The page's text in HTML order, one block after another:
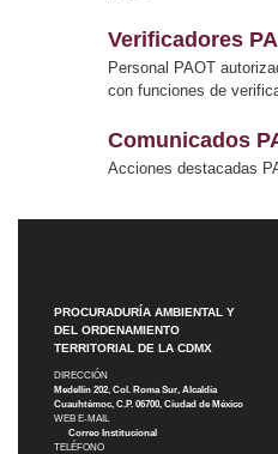
Verificadores
Personal PAOT
con funciones de
Comunicados
Acciones destacadas
PROCURADURÍA AMBIENTAL Y
DEL ORDENAMIENTO
TERRITORIAL DE LA CDMX
DIRECCIÓN
Medellín 202, Col. Roma Sur, Alcaldía
Cuauhtémoc, C.P. 06700, Ciudad de México
WEB E-MAIL
Correo Institucional
TELÉFONO